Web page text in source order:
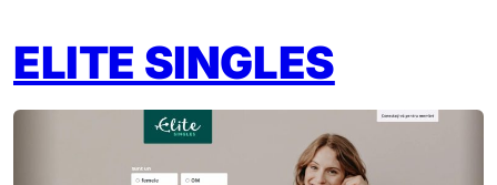
ELITE SINGLES